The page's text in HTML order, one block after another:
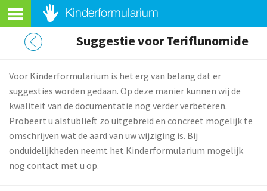
Suggestie voor Teriflunomide
Voor Kinderformularium is het erg van belang dat er
suggesties worden gedaan. Op deze manier kunnen wij de
kwaliteit van de documentatie nog verder verbeteren.
Probeert u alstublieft zo uitgebreid en concreet mogelijk te
omschrijven wat de aard van uw wijziging is. Bij
onduidelijkheden neemt het Kinderformularium mogelijk
nog contact met u op.